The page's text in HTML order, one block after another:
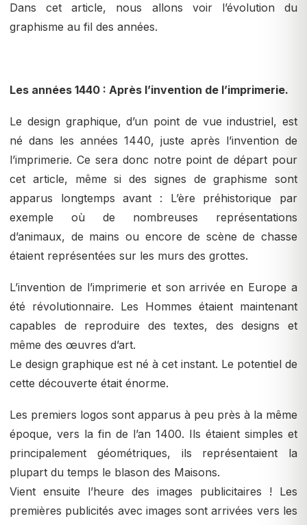
Dans cet article, nous allons voir l’évolution du
graphisme au fil des années.
Les années 1440 : Après l’invention de l’imprimerie.
Le design graphique, d’un point de vue industriel, est
né dans les années 1440, juste après l’invention de
l’imprimerie. Ce sera donc notre point de départ pour
cet article, même si des signes de graphisme sont
apparus longtemps avant : L’ère préhistorique par
exemple où de nombreuses représentations
d’animaux, de mains ou encore de scène de chasse
étaient représentées sur les murs des grottes.
L’invention de l’imprimerie et son arrivée en Europe a
été révolutionnaire. Les Hommes étaient maintenant
capables de reproduire des textes, des designs et
même des œuvres d’art.
Le design graphique est né à cet instant. Le potentiel de
cette découverte était énorme.
Les premiers logos sont apparus à peu près à la même
époque, vers la fin de l’an 1400. Ils étaient simples et
principalement géométriques, ils représentaient la
plupart du temps le blason des Maisons.
Vient ensuite l’heure des images publicitaires ! Les
premières publicités avec images sont arrivées vers les